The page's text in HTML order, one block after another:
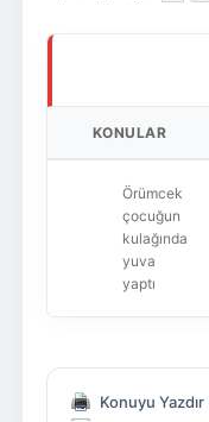
KONULAR
Örümcek
çocuğun
kulağında
yuva
yaptı
Konuyu Yazdır